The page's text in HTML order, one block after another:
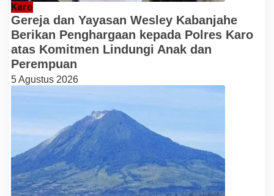
Karo
Gereja dan Yayasan Wesley Kabanjahe
Berikan Penghargaan kepada Polres Karo
atas Komitmen Lindungi Anak dan
Perempuan
5 Agustus 2026